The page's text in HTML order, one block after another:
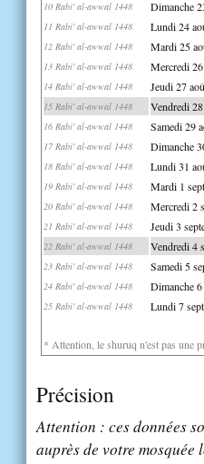
10 Rabi' al-awwal 1448 Dimanche
11 Rabi' al-awwal 1448 Lundi 24
12 Rabi' al-awwal 1448 Mardi 25
13 Rabi' al-awwal 1448 Mercredi
14 Rabi' al-awwal 1448 Jeudi 27
15 Rabi' al-awwal 1448 Vendredi
16 Rabi' al-awwal 1448 Samedi 29
17 Rabi' al-awwal 1448 Dimanche
18 Rabi' al-awwal 1448 Lundi 31
19 Rabi' al-awwal 1448 Mardi 1
20 Rabi' al-awwal 1448 Mercredi 2
21 Rabi' al-awwal 1448 Jeudi 3
22 Rabi' al-awwal 1448 Vendredi 4
23 Rabi' al-awwal 1448 Samedi 5
24 Rabi' al-awwal 1448 Dimanche
25 Rabi' al-awwal 1448 Lundi 7
* Attention, le shuruq n'est pas une
Précision
Attention : ces données
auprès de votre